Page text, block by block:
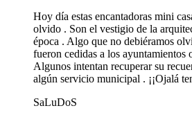
Hoy día estas encantadoras mini
olvido . Son el vestigio de la
época . Algo que no debiéramos
fueron cedidas a los ayuntamientos
Algunos intentan recuperar su
algún servicio municipal . ¡¡Ojalá
SaLuDoS